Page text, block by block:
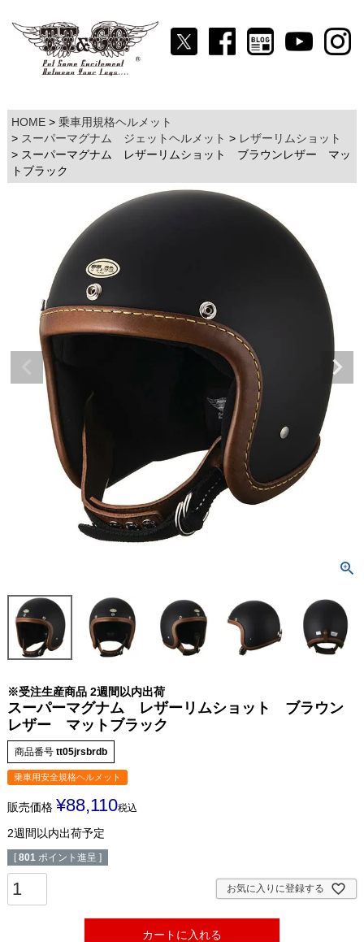
HOME
乗車用規格ヘルメット
スーパーマグナム ジェットヘルメット
レザーリムショット
スーパーマグナム レザーリムショット ブラウンレザー マッ
トブラック
※受注生産商品 2週間以内出荷
スーパーマグナム レザーリムショット ブラウン
レザー マットブラック
商品番号 tt05jrsbrdb
乗車用安全規格ヘルメット
販売価格 ¥88,110税込
2週間以内出荷予定
[ 801 ポイント進呈 ]
お気に入りに登録する
カートに入れる